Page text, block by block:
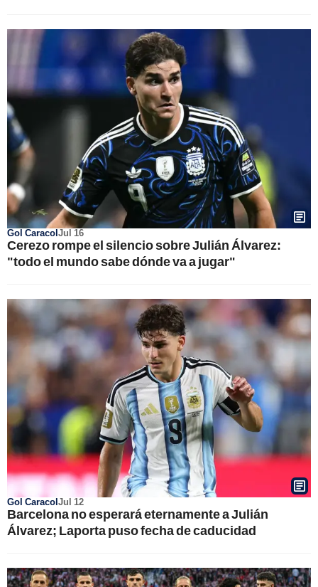
Gol CaracolJul 16
Cerezo rompe el silencio sobre Julián Álvarez:
"todo el mundo sabe dónde va a jugar"
Gol CaracolJul 12
Barcelona no esperará eternamente a Julián
Álvarez; Laporta puso fecha de caducidad